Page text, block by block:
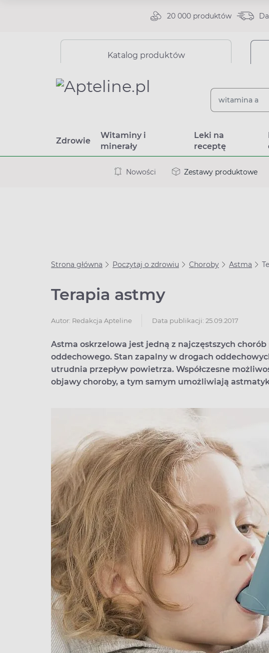
20 000 produktów
Katalog produktów
Zdrowie
Witaminy i
minerały
Leki na
receptę
Nowości Zestawy produktowe
Strona główna Poczytaj o zdrowiu Choroby Astma
Terapia astmy
Autor: Redakcja Apteline Data publikacji: 25.09.2017
Astma oskrzelowa jest jedną z najczęstszych chorób
oddechowego. Stan zapalny w drogach
utrudnia przepływ powietrza. Współczesne
objawy choroby, a tym samym umożliwiają